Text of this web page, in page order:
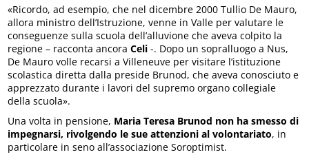
«Ricordo, ad esempio, che nel dicembre 2000 Tullio De Mauro,
allora ministro dell’Istruzione, venne in Valle per valutare le
conseguenze sulla scuola dell’alluvione che aveva colpito la
regione – racconta ancoraCeli -. Dopo un sopralluogo a Nus,
De Mauro volle recarsi a Villeneuve per visitare l’istituzione
scolastica diretta dalla preside Brunod, che aveva conosciuto e
apprezzato durante i lavori del supremo organo collegiale
della scuola».
Una volta in pensione, Maria Teresa Brunod non ha smesso di
impegnarsi, rivolgendo le sue attenzioni al volontariato, in
particolare in seno all’associazione Soroptimist.